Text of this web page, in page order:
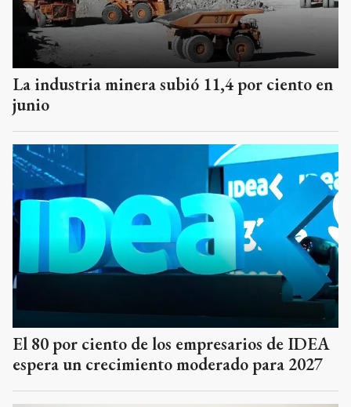
La industria minera subió 11,4 por ciento en
junio
El 80 por ciento de los empresarios de IDEA
espera un crecimiento moderado para 2027